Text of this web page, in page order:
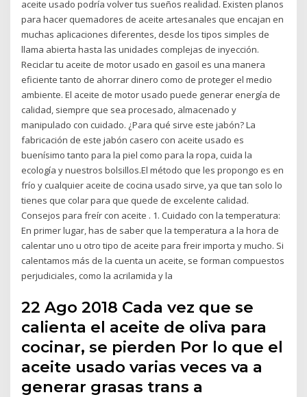
aceite usado podría volver tus sueños realidad. Existen planos
para hacer quemadores de aceite artesanales que encajan en
muchas aplicaciones diferentes, desde los tipos simples de
llama abierta hasta las unidades complejas de inyección.
Reciclar tu aceite de motor usado en gasoil es una manera
eficiente tanto de ahorrar dinero como de proteger el medio
ambiente. El aceite de motor usado puede generar energía de
calidad, siempre que sea procesado, almacenado y
manipulado con cuidado. ¿Para qué sirve este jabón? La
fabricación de este jabón casero con aceite usado es
buenísimo tanto para la piel como para la ropa, cuida la
ecología y nuestros bolsillos.El método que les propongo es en
frío y cualquier aceite de cocina usado sirve, ya que tan solo lo
tienes que colar para que quede de excelente calidad.
Consejos para freír con aceite . 1. Cuidado con la temperatura:
En primer lugar, has de saber que la temperatura a la hora de
calentar uno u otro tipo de aceite para freir importa y mucho. Si
calentamos más de la cuenta un aceite, se forman compuestos
perjudiciales, como la acrilamida y la
22 Ago 2018 Cada vez que se
calienta el aceite de oliva para
cocinar, se pierden Por lo que el
aceite usado varias veces va a
generar grasas trans a